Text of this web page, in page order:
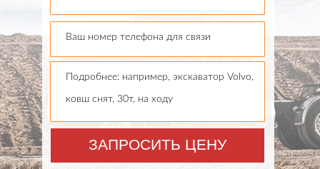
ЗАПРОСИТЬ ЦЕНУ
Ваш номер телефона для связи
Подробнее: например, экскаватор Volvo,
ковш снят, 30т, на ходу